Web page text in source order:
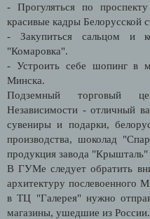
- Прогуляться по
красивые кадры Белорусской
- Закупиться сальцом и
"Комаровка".
- Устроить себе шопинг в
Минска.
Подземный торговый
Независимости - отличный
сувениры и подарки,
производства, шоколад
продукция завода
В ГУМе следует обратить
архитектуру послевоенного
в ТЦ "Галерея" нужно
магазины, ушедшие из России.